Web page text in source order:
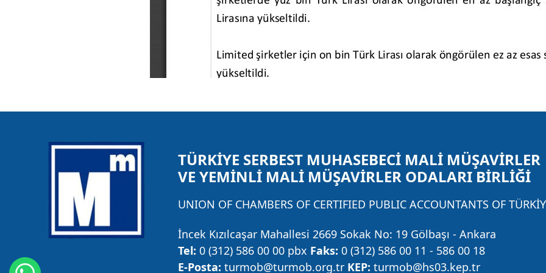
TÜRKİYE SERBEST MUHASEBECİ MALİ MÜŞAVİRLER
VE YEMİNLİ MALİ MÜŞAVİRLER ODALARI BİRLİĞİ
UNION OF CHAMBERS OF CERTIFIED PUBLIC ACCOUNTANTS OF
İncek Kızılcaşar Mahallesi 2669 Sokak No: 19 Gölbaşı - Ankara
Tel: 0 (312) 586 00 00 pbx Faks: 0 (312) 586 00 11 - 586 00 18
E-Posta: turmob@turmob.org.tr KEP: turmob@hs03.kep.tr